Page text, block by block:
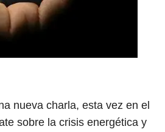
nueva charla, esta vez en el
sobre la crisis energética y